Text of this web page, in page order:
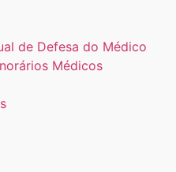
de Defesa do Médico
Médicos